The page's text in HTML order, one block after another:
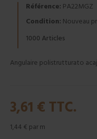
Référence: PA22MGZ
Condition: Nouveau
1000 Articles
Angulaire polistrutturato
3,61 € TTC.
1,44 € par m